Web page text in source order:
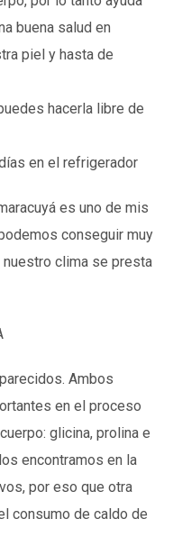
buena salud en
piel y hasta de
hacerla libre de
en el refrigerador
es uno de mis
conseguir muy
clima se presta
Ambos
en el proceso
glicina, prolina e
encontramos en la
por eso que otra
consumo de caldo de